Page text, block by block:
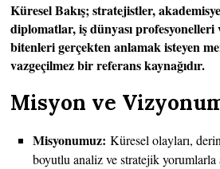
Küresel Bakış; stratejistler,
diplomatlar, iş dünyası
bitenleri gerçekten anlamak isteyen
vazgeçilmez bir referans kaynağıdır.
Misyon ve
Misyonumuz: Küresel olayları,
boyutlu analiz ve stratejik yorumlarla